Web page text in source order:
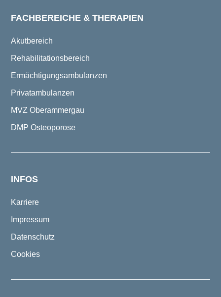
FACHBEREICHE & THERAPIEN
Akutbereich
Rehabilitationsbereich
Ermächtigungsambulanzen
Privatambulanzen
MVZ Oberammergau
DMP Osteoporose
INFOS
Karriere
Impressum
Datenschutz
Cookies